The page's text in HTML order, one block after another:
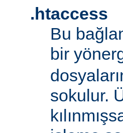
.htaccess
Bu
bir
sokulur.